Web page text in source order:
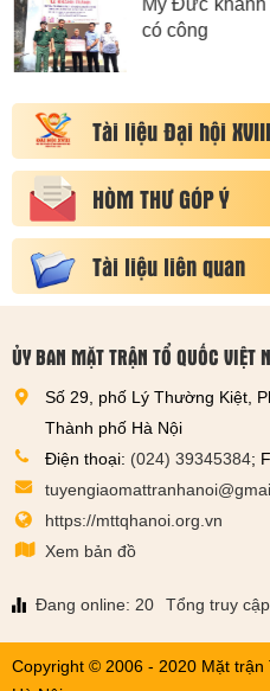
Mỹ Đức
có công
Tài liệu Đại hội XVIII
HÒM THƯ GÓP Ý
Tài liệu liên quan
ỦY BAN MẶT TRẬN TỔ QUỐC VIỆT
Số 29, phố Lý Thường Kiệt,
Thành phố Hà Nội
Điện thoại: (024) 39345384;
https://mttqhanoi.org.vn
Xem bản đồ
Đang online: 20 Tổng truy
Copyright © 2006 - 2020 Mặt